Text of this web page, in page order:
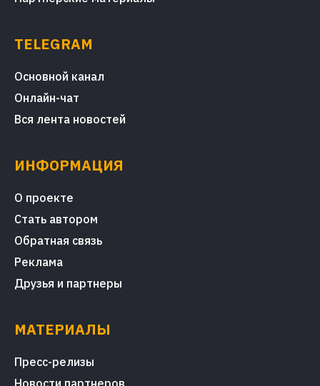
TELEGRAM
Основной канал
Онлайн-чат
Вся лента новостей
ИНФОРМАЦИЯ
О проекте
Стать автором
Обратная связь
Реклама
Друзья и партнеры
МАТЕРИАЛЫ
Пресс-релизы
Новости партнеров